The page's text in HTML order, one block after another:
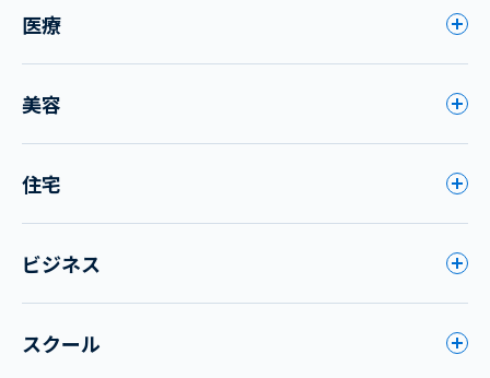
医療
美容
住宅
ビジネス
スクール